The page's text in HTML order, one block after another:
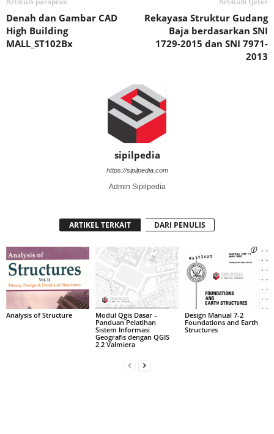
Denah dan Gambar CAD
High Building
MALL_ST102Bx
Rekayasa Struktur Gudang
Baja berdasarkan SNI
1729-2015 dan SNI 7971-
2013
sipilpedia
https://sipilpedia.com
Admin Sipilpedia
ARTIKEL TERKAIT DARI PENULIS
Analysis of Structure
Modul Qgis Dasar –
Panduan Pelatihan
Sistem Informasi
Geografis dengan QGIS
2.2 Valmiera
Design Manual 7-2
Foundations and Earth
Structures